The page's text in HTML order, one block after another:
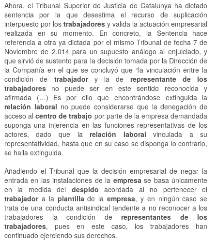
Ahora, el Tribunal Superior de Justicia de Catalunya ha dictado
sentencia por la que desestima el recurso de suplicación
interpuesto por los trabajadores y valida la actuación empresarial
realizada en su momento. En concreto, la Sentencia hace
referencia a otra ya dictada por el mismo Tribunal de fecha 7 de
Noviembre de 2.014 para un supuesto análogo al enjuiciado, y
que sirvió de sustento para la decisión tomada por la Dirección de
la Compañía en el que se concluyó que “la vinculación entre la
condición de trabajadory la de representante de los
trabajadoresno puede ser en este sentido reconocida y
afirmada (…) Es por ello que encontrándose extinguida la
relación laboral no puede considerarse que la denegación de
acceso alcentro de trabajo por parte de la empresa demandada
suponga una injerencia en las funciones representativas de los
actores, dado que la relación laboral vinculada a su
representatividad, hasta que en su caso se disponga lo contrario,
se halla extinguida.
Añadiendo el Tribunal que la decisión empresarial de negar la
entrada en las instalaciones de la empresase basa únicamente
en la medida del despido acordada al no pertenecer el
trabajadora la plantillade laempresa, y en ningún caso se
trata de una conducta antisindical tendente a no reconocer a los
trabajadores la condición de representantes de los
trabajadores, pues en este caso, los trabajadores han
continuado ejerciendo sus derechos.